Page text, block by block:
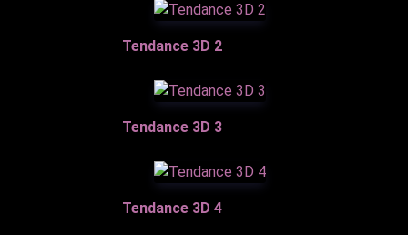
Tendance 3D 2
Tendance 3D 3
Tendance 3D 4